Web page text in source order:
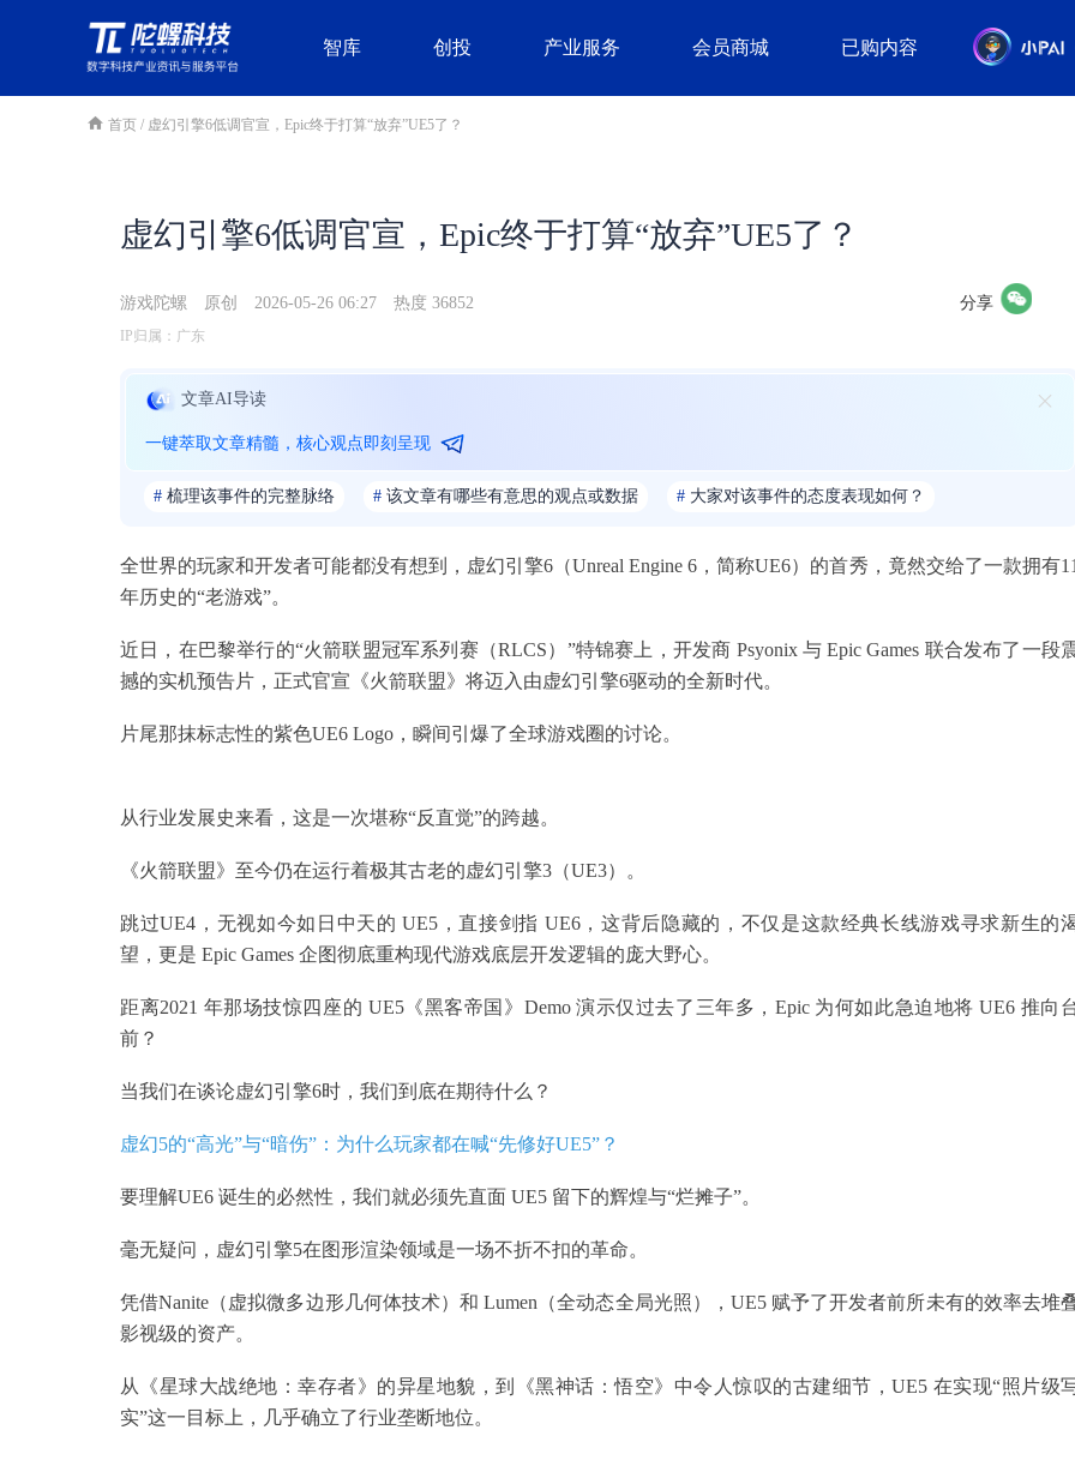
智库 创投 产业服务 会员商城 已购内容
首页 / 虚幻引擎6低调官宣，Epic终于打算“放弃”UE5了？
虚幻引擎6低调官宣，Epic终于打算“放弃”UE5了？
游戏陀螺 原创 2026-05-26 06:27 热度 36852 分享
IP归属：广东
文章AI导读
一键萃取文章精髓，核心观点即刻呈现
# 梳理该事件的完整脉络 # 该文章有哪些有意思的观点或数据 # 大家对该事件的态度表现如何？
全世界的玩家和开发者可能都没有想到，虚幻引擎6（Unreal Engine 6，简称UE6）的首秀，竟然交给了一款拥有
年历史的“老游戏”。
近日，在巴黎举行的“火箭联盟冠军系列赛（RLCS）”特锦赛上，开发商 Psyonix 与 Epic Games 联合发布了一段
撼的实机预告片，正式官宣《火箭联盟》将迈入由虚幻引擎6驱动的全新时代。
片尾那抹标志性的紫色UE6 Logo，瞬间引爆了全球游戏圈的讨论。
从行业发展史来看，这是一次堪称“反直觉”的跨越。
《火箭联盟》至今仍在运行着极其古老的虚幻引擎3（UE3）。
跳过UE4，无视如今如日中天的 UE5，直接剑指 UE6，这背后隐藏的，不仅是这款经典长线游戏寻求新生的
望，更是 Epic Games 企图彻底重构现代游戏底层开发逻辑的庞大野心。
距离2021 年那场技惊四座的 UE5《黑客帝国》Demo 演示仅过去了三年多，Epic 为何如此急迫地将 UE6 推向
前？
当我们在谈论虚幻引擎6时，我们到底在期待什么？
虚幻5的“高光”与“暗伤”：为什么玩家都在喊“先修好UE5”？
要理解UE6 诞生的必然性，我们就必须先直面 UE5 留下的辉煌与“烂摊子”。
毫无疑问，虚幻引擎5在图形渲染领域是一场不折不扣的革命。
凭借Nanite（虚拟微多边形几何体技术）和 Lumen（全动态全局光照），UE5 赋予了开发者前所未有的效率去堆
影视级的资产。
从《星球大战绝地：幸存者》的异星地貌，到《黑神话：悟空》中令人惊叹的古建细节，UE5 在实现“照片级
实”这一目标上，几乎确立了行业垄断地位。